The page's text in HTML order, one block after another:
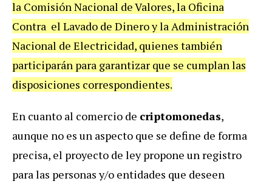
la Comisión Nacional de Valores, la Oficina
Contra el Lavado de Dinero y la Administración
Nacional de Electricidad, quienes también
participarán para garantizar que se cumplan las
disposiciones correspondientes.
En cuanto al comercio de criptomonedas,
aunque no es un aspecto que se define de forma
precisa, el proyecto de ley propone un registro
para las personas y/o entidades que deseen